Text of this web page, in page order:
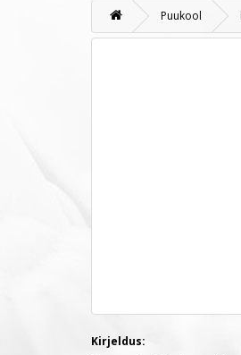
Puukool
Kirjeldus: